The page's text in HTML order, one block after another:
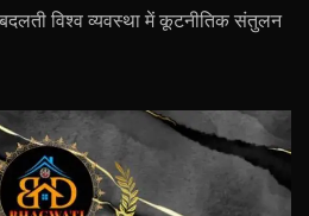
विश्व व्यवस्था में कूटनीतिक संतुलन